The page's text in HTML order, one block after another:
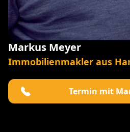
Markus Meyer
Immobilienmakler aus
Termin mit